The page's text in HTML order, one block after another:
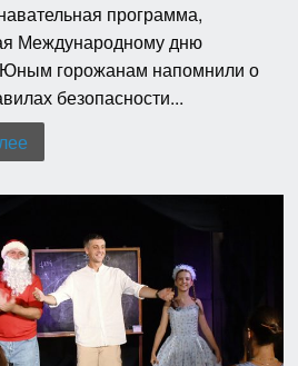
программа,
Международному дню
горожанам напомнили о
безопасности...